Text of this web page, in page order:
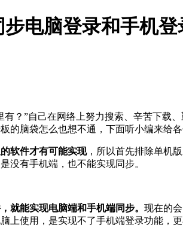
电脑登录和手机登
？”自己在网络上努力搜索、辛苦下载
脑袋怎么也想不通，下面听小编来给
软件才有可能实现，所以首先排除单机
没有手机端，也不能实现同步。
就能实现电脑端和手机端同步。 现在的
上使用，是实现不了手机端登录功能，